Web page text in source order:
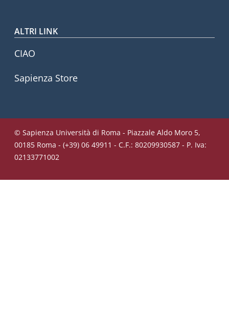
ALTRI LINK
CIAO
Sapienza Store
© Sapienza Università di Roma - Piazzale Aldo Moro 5,
00185 Roma - (+39) 06 49911 - C.F.: 80209930587 - P. Iva:
02133771002